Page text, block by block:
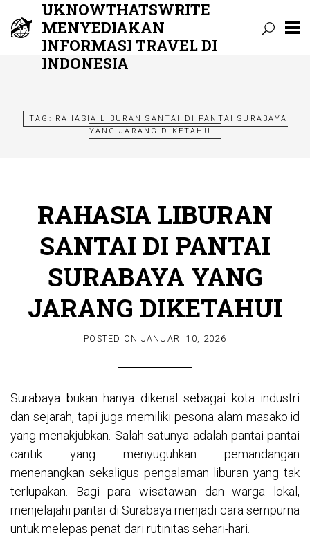
UKNOWTHATSWRITE
MENYEDIAKAN
INFORMASI TRAVEL DI
INDONESIA
TAG: RAHASIA LIBURAN SANTAI DI PANTAI SURABAYA
YANG JARANG DIKETAHUI
RAHASIA LIBURAN
SANTAI DI PANTAI
SURABAYA YANG
JARANG DIKETAHUI
POSTED ON JANUARI 10, 2026
Surabaya bukan hanya dikenal sebagai kota industri
dan sejarah, tapi juga memiliki pesona alam masako.id
yang menakjubkan. Salah satunya adalah pantai-pantai
cantik yang menyuguhkan pemandangan
menenangkan sekaligus pengalaman liburan yang tak
terlupakan. Bagi para wisatawan dan warga lokal,
menjelajahi pantai di Surabaya menjadi cara sempurna
untuk melepas penat dari rutinitas sehari-hari.